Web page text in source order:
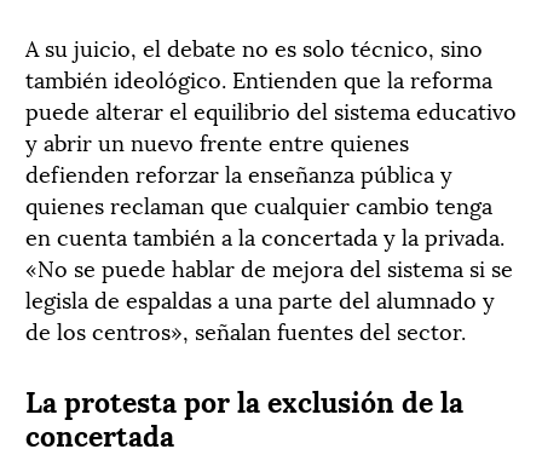
A su juicio, el debate no es solo técnico, sino
también ideológico. Entienden que la reforma
puede alterar el equilibrio del sistema educativo
y abrir un nuevo frente entre quienes
defienden reforzar la enseñanza pública y
quienes reclaman que cualquier cambio tenga
en cuenta también a la concertada y la privada.
«No se puede hablar de mejora del sistema si se
legisla de espaldas a una parte del alumnado y
de los centros», señalan fuentes del sector.
La protesta por la exclusión de la
concertada